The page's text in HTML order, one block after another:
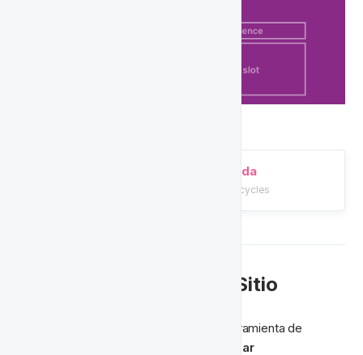
Construcción de Ciclos de Vida
/tutorials/ciclos-de-vida/building-lifecycles
🔔 Notificaciones en el Sitio
Las notificaciones en el sitio son una herramienta de
crear